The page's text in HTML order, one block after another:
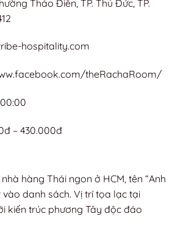
Thảo Điền, TP. Thủ Đức, TP.
hospitality.com
theRachaRoom/
– 430.000đ
hàng Thái ngon ở HCM, tên “Anh
danh sách. Vị trí tọa lạc tại
kiến trúc phương Tây độc đáo